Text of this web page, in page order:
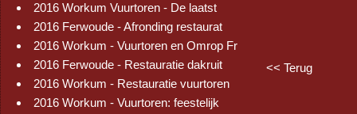
2016 Workum Vuurtoren - De laatst
2016 Ferwoude - Afronding restaurat
2016 Workum - Vuurtoren en Omrop Fr
2016 Ferwoude - Restauratie dakruit
2016 Workum - Restauratie vuurtoren
2016 Workum - Vuurtoren: feestelijk
<< Terug